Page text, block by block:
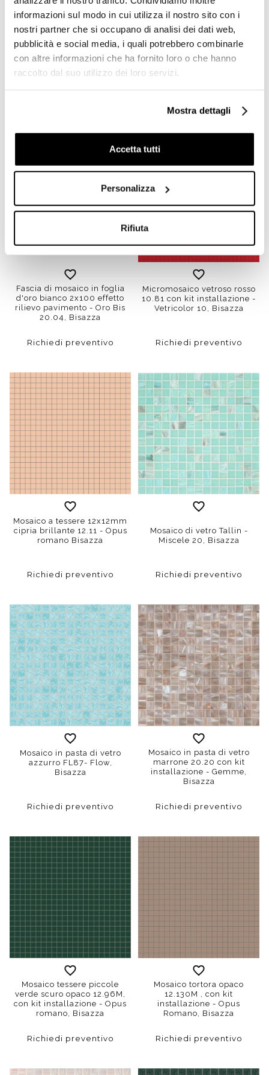
informazioni sul modo in cui utilizza il nostro sito con i
nostri partner che si occupano di analisi dei dati web,
pubblicità e social media, i quali potrebbero combinarle
con altre informazioni che ha fornito loro o che hanno
raccolto dal suo utilizzo dei loro servizi.
Mostra dettagli
Accetta tutti
Personalizza
Rifiuta
10.05 kit installazione Vetricolor 10,
Bisazza
Richiedi preventivo
Micromosaico vetroso blu
Vetricolor 10, Bisazza
Richiedi preventivo
Prodotti simili
Fascia di mosaico in foglia
d'oro bianco 2x100 effetto
rilievo pavimento - Oro Bis
20.04, Bisazza
Richiedi preventivo
Micromosaico vetroso rosso
10.81 con kit installazione -
Vetricolor 10, Bisazza
Richiedi preventivo
Mosaico a tessere 12x12mm
cipria brillante 12.11 - Opus
romano Bisazza
Richiedi preventivo
Mosaico di vetro Tallin -
Miscele 20, Bisazza
Richiedi preventivo
Mosaico in pasta di vetro
azzurro FL87- Flow,
Bisazza
Richiedi preventivo
Mosaico in pasta di vetro
marrone 20.20 con kit
installazione - Gemme,
Bisazza
Richiedi preventivo
Mosaico tessere piccole
verde scuro opaco 12.96M,
con kit installazione - Opus
romano, Bisazza
Richiedi preventivo
Mosaico tortora opaco
12.130M , con kit
installazione - Opus
Romano, Bisazza
Richiedi preventivo